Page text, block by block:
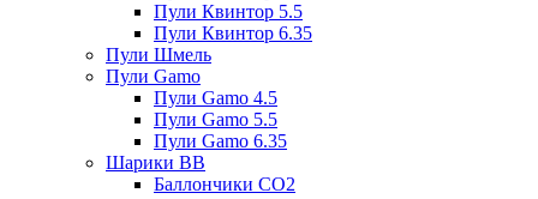
Пули Квинтор 5.5
Пули Квинтор 6.35
Пули Шмель
Пули Gamo
Пули Gamo 4.5
Пули Gamo 5.5
Пули Gamo 6.35
Шарики BB
Баллончики CO2